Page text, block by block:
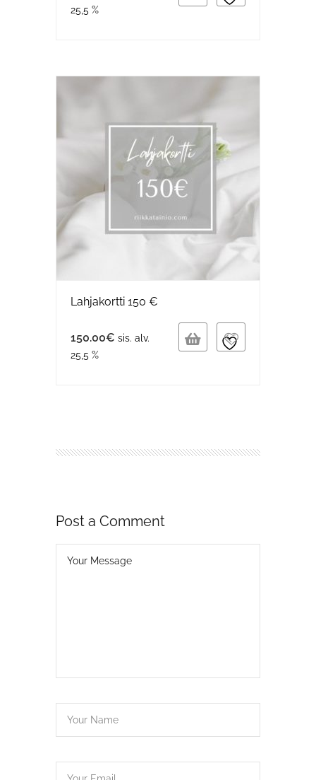
25,5 %
Lahjakortti 150 €
150.00€ sis. alv.
25,5 %
Post a Comment